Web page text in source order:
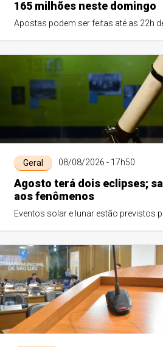
165 milhões neste domingo
Apostas podem ser feitas até as 22h
Geral 08/08/2026 - 17h50
Agosto terá dois eclipses;
aos fenômenos
Eventos solar e lunar estão previstos